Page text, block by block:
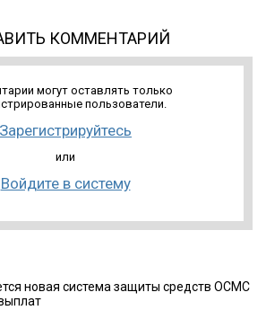
КОММЕНТАРИЙ
могут оставлять только
пользователи.
Зарегистрируйтесь
или
Войдите в систему
новая система защиты средств ОСМС